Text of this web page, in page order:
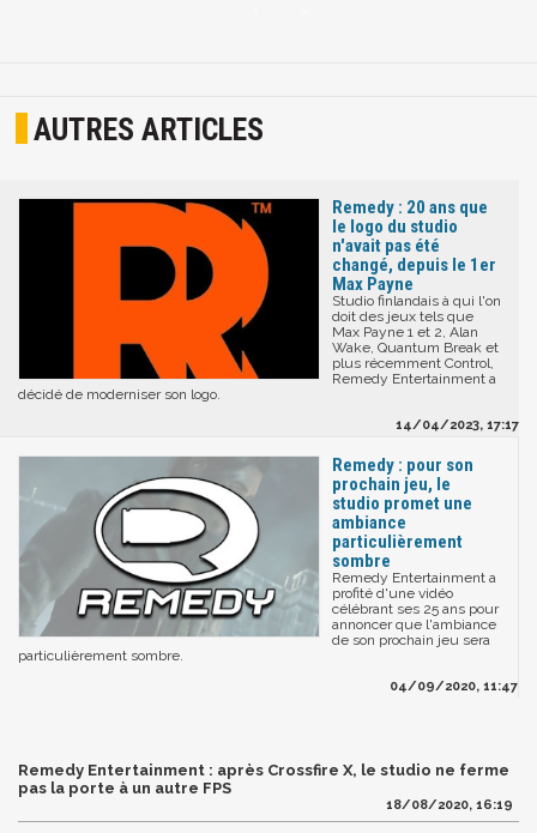
AUTRES ARTICLES
Remedy : 20 ans que
le logo du studio
n'avait pas été
changé, depuis le 1er
Max Payne
Studio finlandais à qui l'on
doit des jeux tels que
Max Payne 1 et 2, Alan
Wake, Quantum Break et
plus récemment Control,
Remedy Entertainment a
décidé de moderniser son logo.
14/04/2023, 17:17
Remedy : pour son
prochain jeu, le
studio promet une
ambiance
particulièrement
sombre
Remedy Entertainment a
profité d'une vidéo
célébrant ses 25 ans pour
annoncer que l'ambiance
de son prochain jeu sera
particulièrement sombre.
04/09/2020, 11:47
Remedy Entertainment : après Crossfire X, le studio ne ferme
pas la porte à un autre FPS
18/08/2020, 16:19